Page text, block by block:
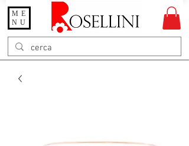
Gioielleria Rosellini
Rosellini online
ME
NU